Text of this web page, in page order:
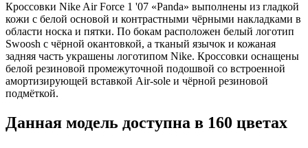
Кроссовки Nike Air Force 1 '07 «Panda» выполнены из гладкой
кожи с белой основой и контрастными чёрными накладками в
области носка и пятки. По бокам расположен белый логотип
Swoosh с чёрной окантовкой, а тканый язычок и кожаная
задняя часть украшены логотипом Nike. Кроссовки оснащены
белой резиновой промежуточной подошвой со встроенной
амортизирующей вставкой Air-sole и чёрной резиновой
подмёткой.
Данная модель доступна в 160 цветах